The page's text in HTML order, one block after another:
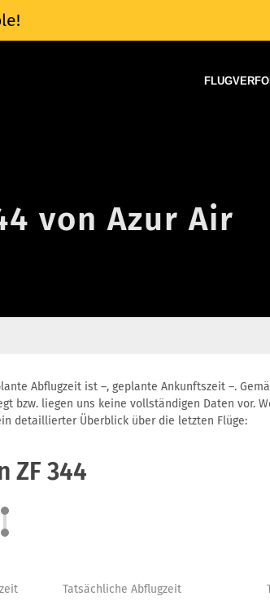
von Azur Air
Abflugzeit ist –, geplante Ankunftszeit –.
bzw. liegen uns keine vollständigen Daten vor.
detaillierter Überblick über die letzten Flüge:
ZF 344
Tatsächliche Abflugzeit